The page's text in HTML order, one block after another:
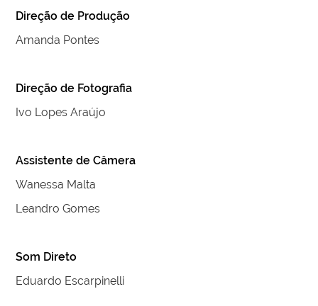
Direção de Produção
Amanda Pontes
Direção de Fotografia
Ivo Lopes Araújo
Assistente de Câmera
Wanessa Malta
Leandro Gomes
Som Direto
Eduardo Escarpinelli